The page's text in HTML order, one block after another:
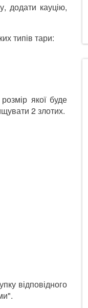
додати кауцію,
типів тари:
якої буде
2 злотих.
відповідного